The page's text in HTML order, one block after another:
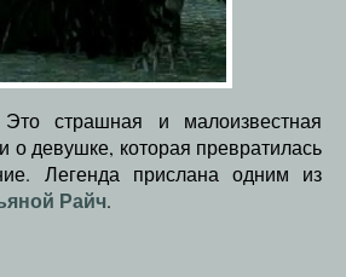
страшная и малоизвестная
о девушке, которая превратилась
Легенда прислана одним из
Райч.